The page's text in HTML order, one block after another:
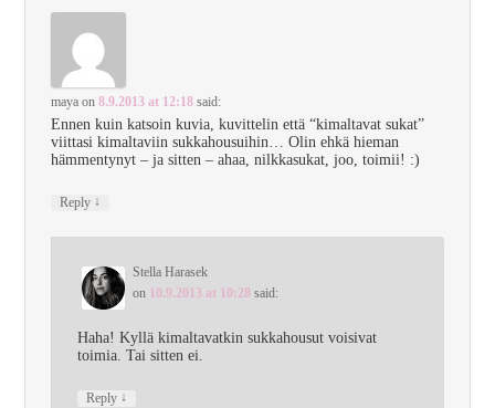
maya on8.9.2013 at 12:18 said:
Ennen kuin katsoin kuvia, kuvittelin että “kimaltavat sukat”
viittasi kimaltaviin sukkahousuihin… Olin ehkä hieman
hämmentynyt – ja sitten – ahaa, nilkkasukat, joo, toimii! :)
Reply ↓
Stella Harasek
on 10.9.2013 at 10:28 said:
Haha! Kyllä kimaltavatkin sukkahousut voisivat
toimia. Tai sitten ei.
Reply ↓